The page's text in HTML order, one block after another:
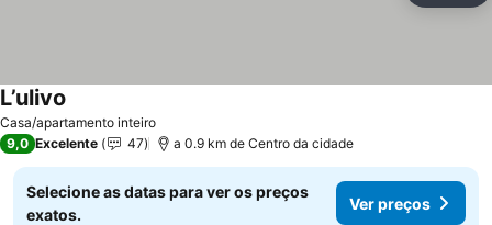
Casa/apartamento inteiro
L’ulivo
9,0 Excelente 47 a 0.9 km de Centro da cidade
Selecione as datas para ver os preços
exatos.
Ver preços